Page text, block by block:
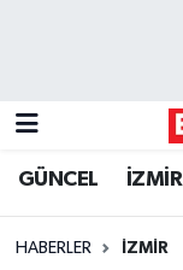
GÜNCEL İZMİR
HABERLER İZMİR
GÜNCEL